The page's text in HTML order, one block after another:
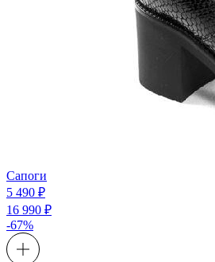
Сапоги
5 490 ₽
16 990 ₽
-67%